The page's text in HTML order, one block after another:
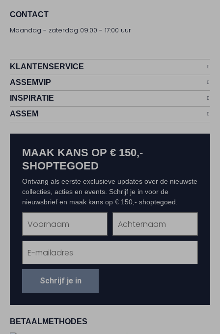
CONTACT
Maandag - zaterdag 09:00 - 17:00 uur
KLANTENSERVICE
ASSEMVIP
INSPIRATIE
ASSEM
BETAALMETHODES
MAAK KANS OP € 150,-
SHOPTEGOED
Ontvang als eerste exclusieve updates over de nieuwste
collecties, acties en events. Schrijf je in voor de
nieuwsbrief en maak kans op € 150,- shoptegoed.
Schrijf je in